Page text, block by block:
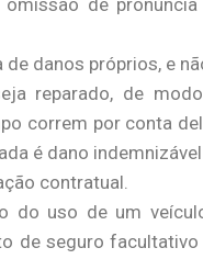
de
danos próprios, e
reparado, de
correm por conta
é dano
contratual.
do uso de um
de seguro